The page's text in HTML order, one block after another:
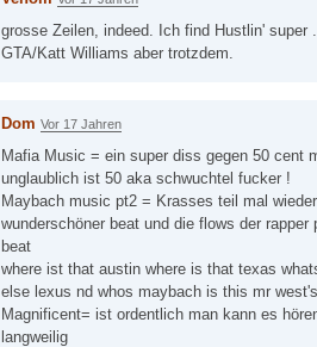
grosse Zeilen, indeed. Ich find Hustlin' super
GTA/Katt Williams aber trotzdem.
Dom Vor 17 Jahren
Mafia Music = ein super diss gegen 50 cent
unglaublich ist 50 aka schwuchtel fucker !
Maybach music pt2 = Krasses teil mal
wunderschöner beat und die flows der
beat
where ist that austin where is that texas
else lexus nd whos maybach is this mr west's
Magnificent= ist ordentlich man kann es
langweilig